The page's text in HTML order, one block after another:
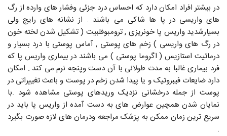
در بیشتر افراد امکان دارد که احساس درد جزئی وفشار های وارده از رگ
های واریسی در پا ها شاکی می باشند . از نشانه های رایج ولی
بسیارشدید واریس پا خونریزی , ترومبوفلبیت ( تشکیل شدن لخته خون
در رگ های واریسی ) زخم های پوستی , آماس پوستی با درد بسیار و
درماتیت استازیس ( اگروما پوستی ) می باشند در بیماری واریس پا که
فرد بیماری غالبا به مدت طولانی با آن دست وپنجه نرم می کند . امکان
دارد ضایعات فیبروتیک و یا پیدا شدن زخم در پوست و باعث تغییراتی در
پوست از جمله درخشانی نزدیک وریدهای پوستی مشاهده شود .با
نمایان شدن همچین عوارض های به دست آمده از واریس پا باید در
سریع ترین زمان ممکن به پزشک مراجعه ودرمان های لازه صورت بگیرد
.